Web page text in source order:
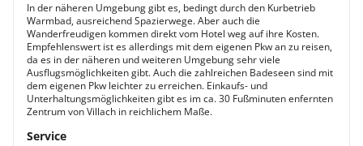
In der näheren Umgebung gibt es, bedingt durch den Kurbetrieb
Warmbad, ausreichend Spazierwege. Aber auch die
Wanderfreudigen kommen direkt vom Hotel weg auf ihre Kosten.
Empfehlenswert ist es allerdings mit dem eigenen Pkw an zu reisen,
da es in der näheren und weiteren Umgebung sehr viele
Ausflugsmöglichkeiten gibt. Auch die zahlreichen Badeseen sind mit
dem eigenen Pkw leichter zu erreichen. Einkaufs- und
Unterhaltungsmöglichkeiten gibt es im ca. 30 Fußminuten enfernten
Zentrum von Villach in reichlichem Maße.
Service